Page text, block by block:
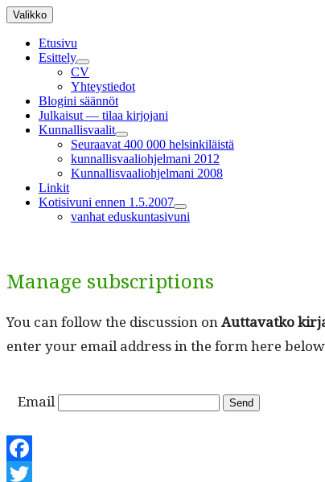
Siirry
sisältöön
Valikko
Etusivu
Esittely
näytä
alavalikko
CV
Yhteystiedot
Blogini säännöt
Julkaisut — tilaa kirjojani
Kunnallisvaalit
näytä
alavalikko
Seuraavat 400 000 helsinkiläistä
kunnallisvaaliohjelmani 2012
Kunnallisvaaliohjelmani 2008
Linkit
Kotisivuni ennen 1.5.2007
näytä
alavalikko
vanhat eduskuntasivuni
Manage subscriptions
You can fol­low the dis­cus­sion onAut­ta­vatko
enter your email address in the form here below
Email
Facebook